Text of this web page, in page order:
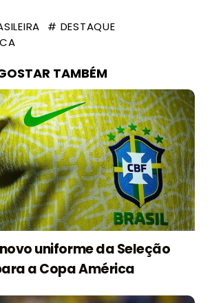
# DESTAQUE
TAMBÉM
uniforme da Seleção
a Copa América